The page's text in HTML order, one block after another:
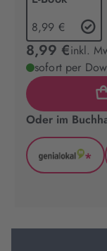
8,99 €
8,99 €inkl.
sofort per
Oder im
Tab
*